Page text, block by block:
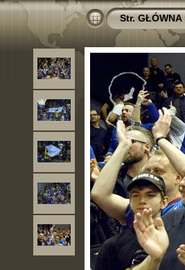
Str. GŁÓWNA